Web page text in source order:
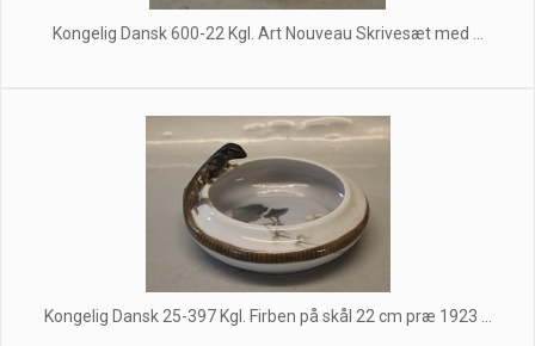
Kongelig Dansk 600-22 Kgl. Art Nouveau Skrivesæt med ...
Kongelig Dansk 25-397 Kgl. Firben på skål 22 cm præ 1923 ...